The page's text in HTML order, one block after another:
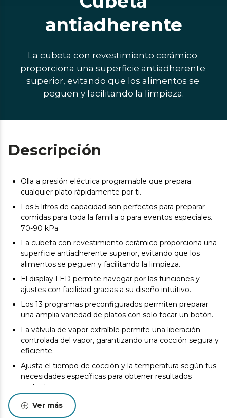
antiadherente
La cubeta con revestimiento cerámico
proporciona una superficie antiadherente
superior, evitando que los alimentos se
peguen y facilitando la limpieza.
Descripción
Olla a presión eléctrica programable que prepara
cualquier plato rápidamente por ti.
Los 5 litros de capacidad son perfectos para preparar
comidas para toda la familia o para eventos especiales.
70-90 kPa
La cubeta con revestimiento cerámico proporciona una
superficie antiadherente superior, evitando que los
alimentos se peguen y facilitando la limpieza.
El display LED permite navegar por las funciones y
ajustes con facilidad gracias a su diseño intuitivo.
Los 13 programas preconfigurados permiten preparar
una amplia variedad de platos con solo tocar un botón.
La válvula de vapor extraíble permite una liberación
controlada del vapor, garantizando una cocción segura y
eficiente.
Ajusta el tiempo de cocción y la temperatura según tus
necesidades específicas para obtener resultados
perfectos.
Preserva la calidad y el sabor de tus comidas hasta 12
horas gracias a la función de mantenimiento del calor.
Ver más